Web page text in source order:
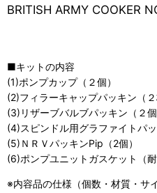
BRITISH ARMY COOKER
■キットの内容
(1)ポンプカップ（２個）
(2)フィラーキャップパッキン（２
(3)リザーブバルブパッキン（２個
(4)スピンドル用グラファイトパッ
(5)ＮＲＶパッキンPip（2個）
(6)ポンプユニットガスケット（
※内容品の仕様（個数・材質・サ